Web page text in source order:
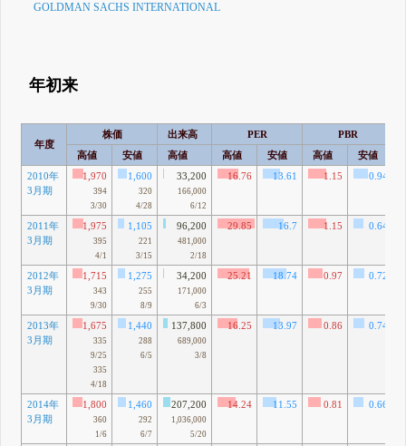
GOLDMAN SACHS INTERNATIONAL
年初来
年度
株価 出来高 PER
PBR
高値
安値 高値 高値 安値 高値 安値
2010年
3月期
1,970
394
3/30
1,600
320
4/28
33,200
166,000
6/12
16.76 13.61 1.15 0.94
2011年
3月期
1,975
395
4/1
1,105
221
3/15
96,200
481,000
2/18
29.85 16.7 1.15
0.64
2012年
3月期
1,715
343
9/30
1,275
255
8/9
34,200
171,000
6/3
25.21 18.74 0.97
0.72
2013年
3月期
1,675
335
9/25
335
4/18
1,440
288
6/5
137,800
689,000
3/8
16.25 13.97 0.86
0.74
2014年
3月期
1,800
360
1/6
1,460
292
6/7
207,200
1,036,000
5/20
14.24 11.55 0.81
0.66